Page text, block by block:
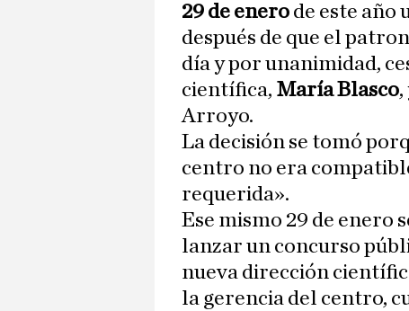
29 de enero de este año
después de que el
día y por unanimidad,
científica, María Blasco
Arroyo.
La decisión se tomó
centro no era
requerida».
Ese mismo 29 de enero
lanzar un concurso
nueva dirección
la gerencia del centro,